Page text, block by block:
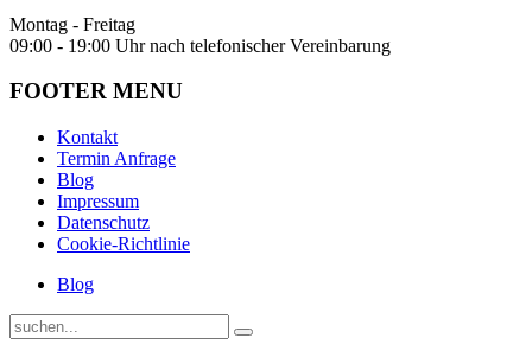
Montag - Freitag
09:00 - 19:00 Uhr nach telefonischer Vereinbarung
FOOTER MENU
Kontakt
Termin Anfrage
Blog
Impressum
Datenschutz
Cookie-Richtlinie
Blog